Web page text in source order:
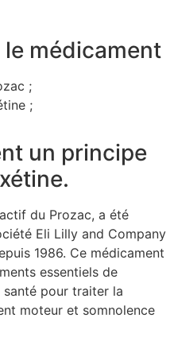
médicament
;
;
un principe
du Prozac, a été
Eli Lilly and Company
1986. Ce médicament
essentiels de
santé pour traiter la
moteur et somnolence